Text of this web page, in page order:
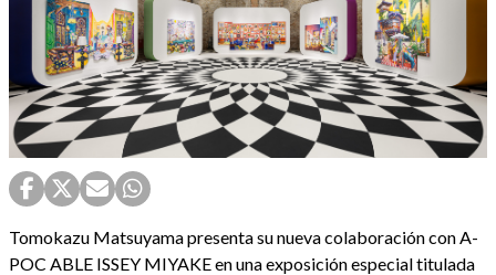
Tomokazu Matsuyama presenta su nueva colaboración con A-
POC ABLE ISSEY MIYAKE en una exposición especial titulada